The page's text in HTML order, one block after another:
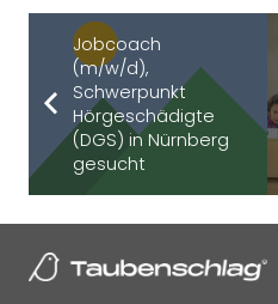
Jobcoach
(m/w/d),
Schwerpunkt
Hörgeschädigte
(DGS) in Nürnberg
gesucht